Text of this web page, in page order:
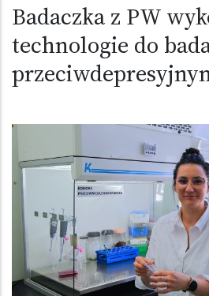
Badaczka z PW
technologie do
Obraz (old)